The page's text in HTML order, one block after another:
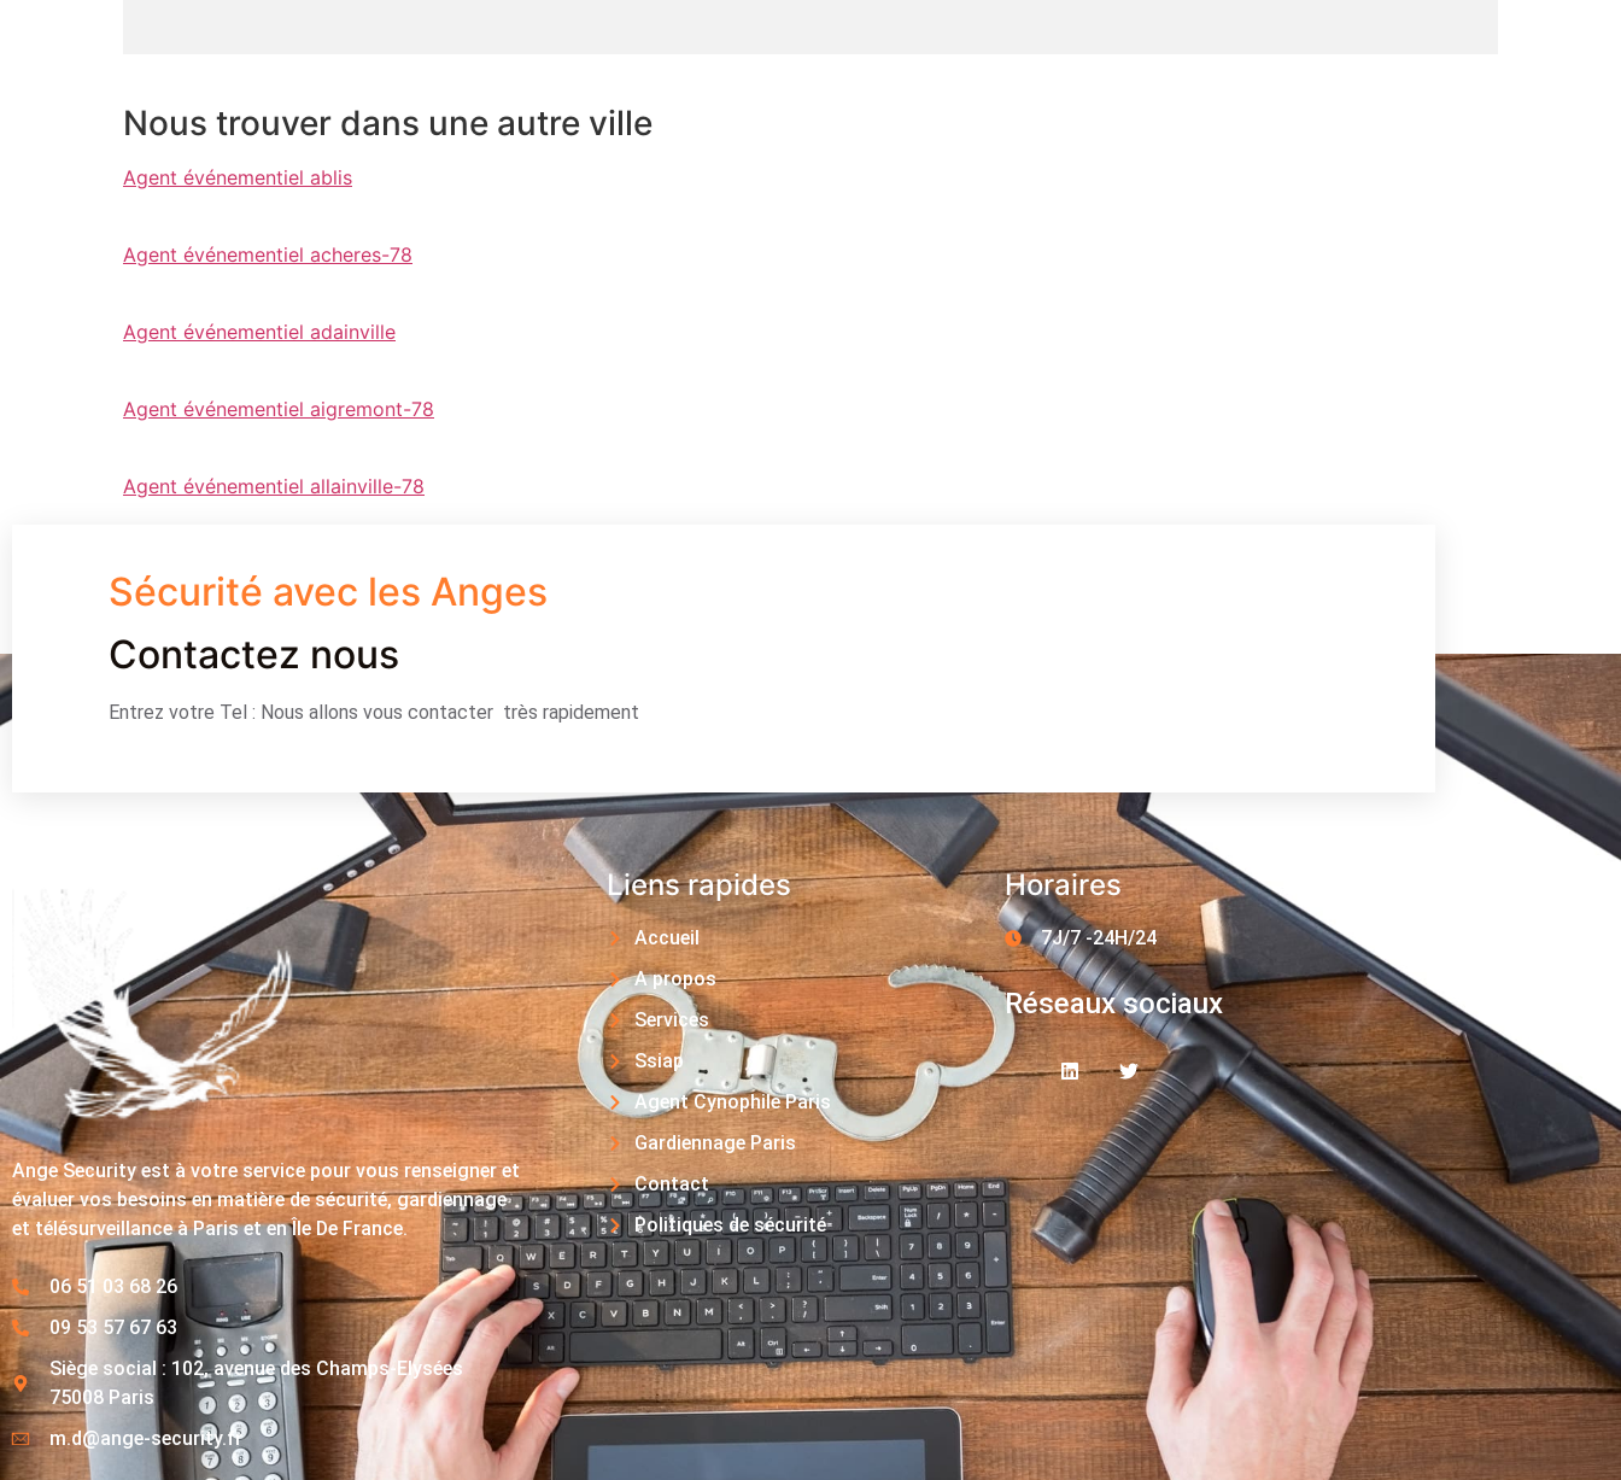
Nous trouver dans une autre ville
Agent événementiel ablis
Agent événementiel acheres-78
Agent événementiel adainville
Agent événementiel aigremont-78
Agent événementiel allainville-78
Sécurité avec les Anges
Contactez nous
Entrez votre Tel : Nous allons vous contacter très rapidement
Ange Security est à votre service pour vous renseigner et
évaluer vos besoins en matière de sécurité, gardiennage
et télésurveillance à Paris et en Île De France.
06 51 03 68 26
09 53 57 67 63
Siège social : 102, avenue des Champs-Elysées
75008 Paris
m.d@ange-security.fr
Liens rapides
Accueil
A propos
Services
Ssiap
Agent Cynophile Paris
Gardiennage Paris
Contact
Politiques de sécurité
Horaires
7J/7 -24H/24
Réseaux sociaux